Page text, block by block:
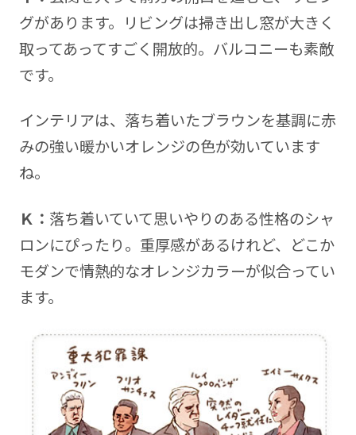
グがあります。リビングは掃き出し窓が大きく
取ってあってすごく開放的。バルコニーも素敵
です。
インテリアは、落ち着いたブラウンを基調に赤
みの強い暖かいオレンジの色が効いています
ね。
Ｋ： 落ち着いていて思いやりのある性格のシャ
ロンにぴったり。重厚感があるけれど、どこか
モダンで情熱的なオレンジカラーが似合ってい
ます。